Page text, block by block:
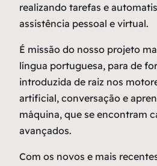
realizando tarefas e
assistência pessoal e virtual.
É missão do nosso projeto
língua portuguesa, para de
introduzida de raiz nos
artificial, conversação e
máquina, que se encontram
avançados.
Com os novos e mais